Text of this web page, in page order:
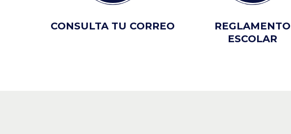
CONSULTA TU CORREO
REGLAMENTO
ESCOLAR